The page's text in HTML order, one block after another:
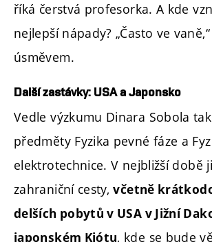
říká čerstvá profesorka. A kde
nejlepší nápady? „Často ve
úsměvem.
Další zastávky: USA a Japonsko
Vedle výzkumu Dinara Sobola
předměty Fyzika pevné fáze a
elektrotechnice. V nejbližší době
zahraniční cesty,včetně
delších pobytů v USA v Jižní
japonském Kjótu, kde se bude